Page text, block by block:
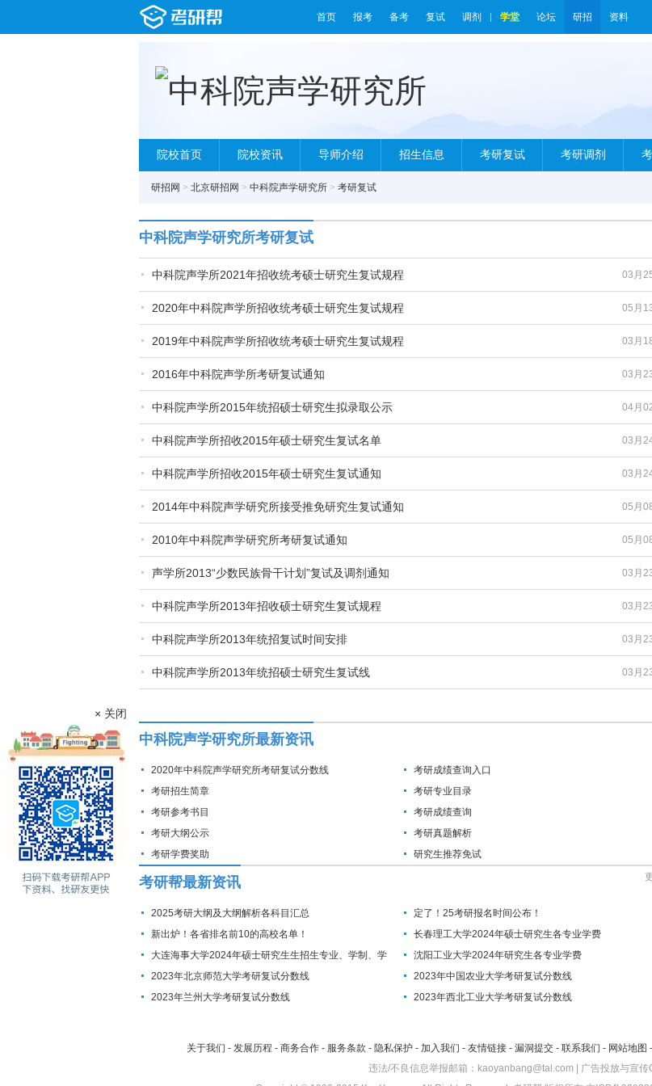
首页 报考 备考 复试 调剂 学堂 论坛 研招 资料
院校首页 院校资讯 导师介绍 招生信息 考研复试 考研调剂
研招网 > 北京研招网 > 中科院声学研究所 > 考研复试
中科院声学研究所考研复试
03月
中科院声学所2021年招收统考硕士研究生复试规程
05月
2020年中科院声学所招收统考硕士研究生复试规程
03月
2019年中科院声学所招收统考硕士研究生复试规程
03月
2016年中科院声学所考研复试通知
04月
中科院声学所2015年统招硕士研究生拟录取公示
03月
中科院声学所招收2015年硕士研究生复试名单
03月
中科院声学所招收2015年硕士研究生复试通知
05月
2014年中科院声学研究所接受推免研究生复试通知
05月
2010年中科院声学研究所考研复试通知
03月
声学所2013“少数民族骨干计划”复试及调剂通知
03月
中科院声学所2013年招收硕士研究生复试规程
03月
中科院声学所2013年统招复试时间安排
03月
中科院声学所2013年统招硕士研究生复试线
中科院声学研究所最新资讯
2020年中科院声学研究所考研复试分数线
考研成绩查询入口
考研招生简章
考研专业目录
考研参考书目
考研成绩查询
考研大纲公示
考研真题解析
考研学费奖助
研究生推荐免试
考研帮最新资讯
2025考研大纲及大纲解析各科目汇总
定了！25考研报名时间公布！
新出炉！各省排名前10的高校名单！
长春理工大学2024年硕士研究生各专业学费
大连海事大学2024年硕士研究生生招生专业、学制、学
费标准及拟招生人数
沈阳工业大学2024年研究生各专业学费
2023年北京师范大学考研复试分数线
2023年中国农业大学考研复试分数线
2023年兰州大学考研复试分数线
2023年西北工业大学考研复试分数线
关于我们 - 发展历程 - 商务合作 - 服务条款 - 隐私保护 - 加入我们 - 友情链接 - 漏洞提交 - 联系我们 - 网站地图 -
违法/不良信息举报邮箱：kaoyanbang@tal.com | 广告投放与宣
× 关闭